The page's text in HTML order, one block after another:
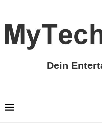
Dein